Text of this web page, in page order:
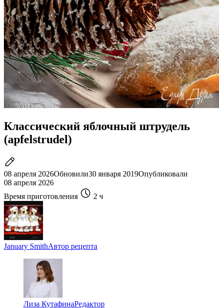
Классический яблочный штрудель
(apfelstrudel)
08 апреля 2026Обновили30 января 2019Опубликовали
08 апреля 2026
Время приготовления
2 ч
January SmithАвтор рецепта
Лиза КутафинаРедактор